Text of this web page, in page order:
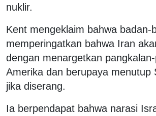
nuklir.
Kent mengeklaim bahwa badan-
memperingatkan bahwa Iran
dengan menargetkan
Amerika dan berupaya menutup
jika diserang.
Ia berpendapat bahwa narasi